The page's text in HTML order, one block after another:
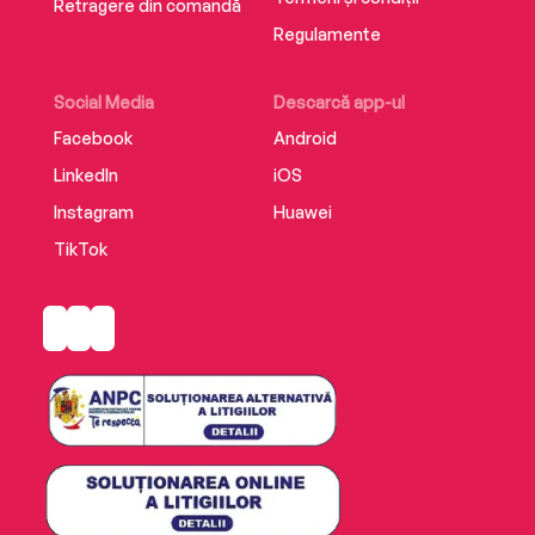
Retragere din comandă
Social Media
Facebook
LinkedIn
Instagram
TikTok
Descarcă app-ul
Android
iOS
Huawei
Regulamente